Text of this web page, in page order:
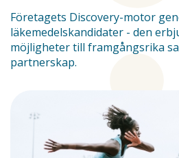
Företagets Discovery-motor
läkemedelskandidater - den
möjligheter till framgångsrika
partnerskap.